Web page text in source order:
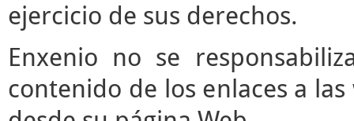
ejercicio de sus derechos.
Enxenio no se
contenido de los enlaces a